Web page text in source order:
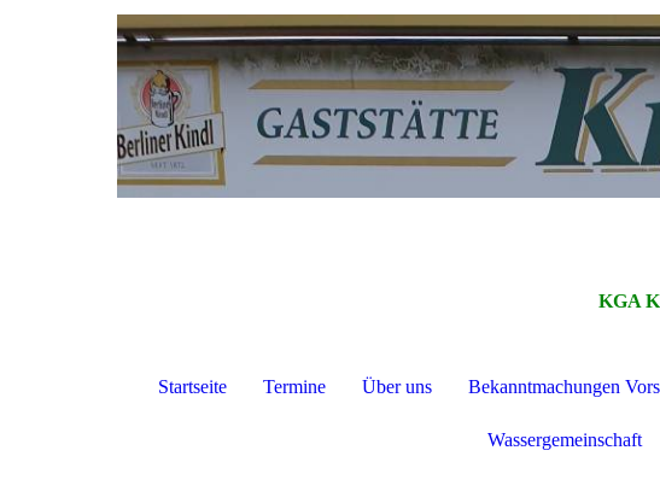
KGA
Startseite Termine Über uns Bekanntmachungen
Wassergemeinschaft